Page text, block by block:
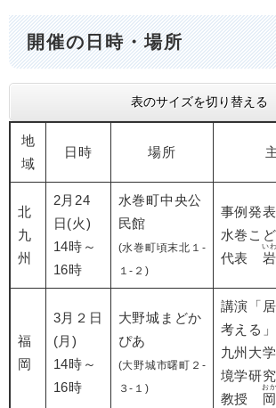
開催の日時・場所​
表のサイズを切り替える
地
域
日時 場所
北
九
州
2月24
日(火)
14時～
16時
水巻町中央公
民館
(水巻町頃末北１-
１-２)
事例発表
水巻こ
代表
い
福
岡
3月２日
(月)
14時～
16時
大野城まどか
ぴあ
(大野城市曙町２-
３-１)
講演「
考える」
九州大
境学研
教授 岡
おか